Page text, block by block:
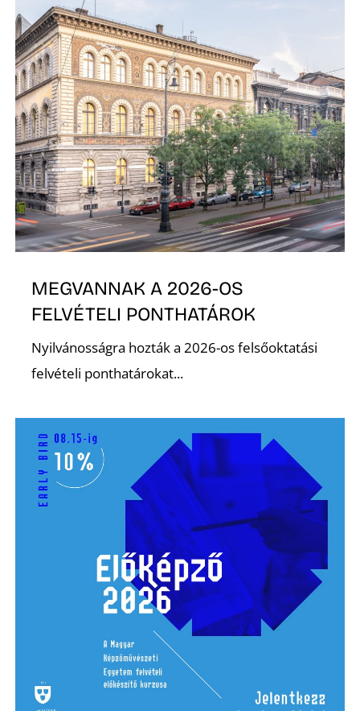
MEGVANNAK A 2026-OS
FELVÉTELI PONTHATÁROK
Nyilvánosságra hozták a 2026-os felsőoktatási
felvételi ponthatárokat...